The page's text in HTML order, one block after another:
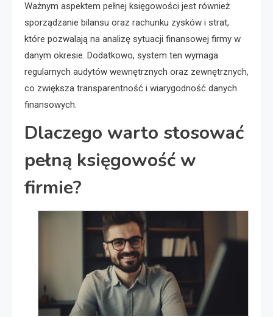
Ważnym aspektem pełnej księgowości jest również
sporządzanie bilansu oraz rachunku zysków i strat,
które pozwalają na analizę sytuacji finansowej firmy w
danym okresie. Dodatkowo, system ten wymaga
regularnych audytów wewnętrznych oraz zewnętrznych,
co zwiększa transparentność i wiarygodność danych
finansowych.
Dlaczego warto stosować
pełną księgowość w
firmie?